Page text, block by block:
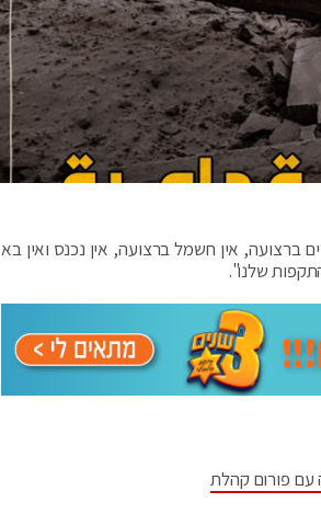
ברצועה, אין חשמל ברצועה, אין נכנס ואין בא
שלנו".
עם פורום קהלת